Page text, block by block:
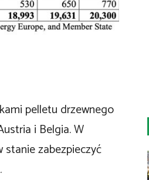
pelletu drzewnego
i Belgia. W
stanie zabezpieczyć